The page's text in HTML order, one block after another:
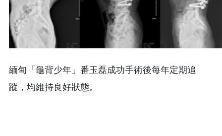
緬甸「龜背少年」番玉磊成功手術後每年定期追
蹤，均維持良好狀態。